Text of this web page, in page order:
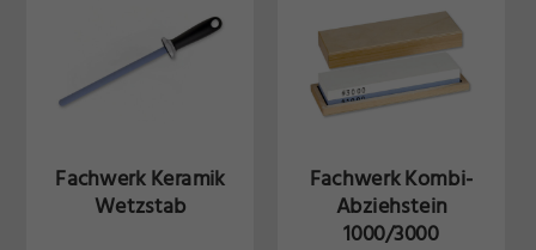
Fachwerk Keramik
Wetzstab
Fachwerk Kombi-
Abziehstein
1000/3000